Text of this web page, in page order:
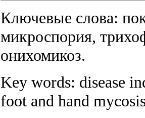
Ключевые слова:
микроспория,
онихомикоз.
Key words: disease
foot and hand